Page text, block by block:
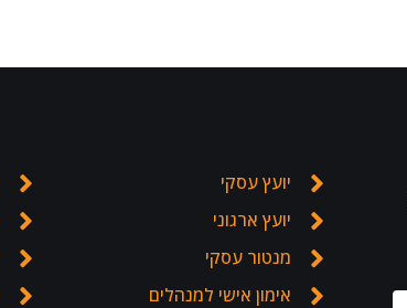
יועץ עסקי
יועץ ארגוני
מנטור עסקי
אימון אישי למנהלים